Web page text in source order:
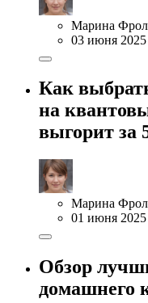
Марина
03 июня 2025
Как
на
выгорит за
Марина
01 июня 2025
Обзор
домашнего